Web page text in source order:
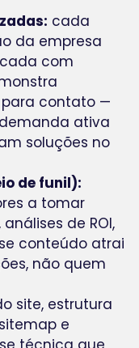
cada
da empresa
com
para contato —
ativa
soluções no
de funil):
a tomar
de ROI,
conteúdo atrai
não quem
site, estrutura
e